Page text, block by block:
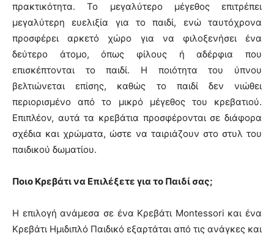
πρακτικότητα. Το μεγαλύτερο μέγεθος επιτρέπει
μεγαλύτερη ευελιξία για το παιδί, ενώ ταυτόχρονα
προσφέρει αρκετό χώρο για να φιλοξενήσει ένα
δεύτερο άτομο, όπως φίλους ή αδέρφια που
επισκέπτονται το παιδί. Η ποιότητα του ύπνου
βελτιώνεται επίσης, καθώς το παιδί δεν νιώθει
περιορισμένο από το μικρό μέγεθος του κρεβατιού.
Επιπλέον, αυτά τα κρεβάτια προσφέρονται σε διάφορα
σχέδια και χρώματα, ώστε να ταιριάζουν στο στυλ του
παιδικού δωματίου.
Ποιο Κρεβάτι να Επιλέξετε για το Παιδί σας;
Η επιλογή ανάμεσα σε ένα Κρεβάτι Montessori και ένα
Κρεβάτι Ημιδιπλό Παιδικό εξαρτάται από τις ανάγκες και